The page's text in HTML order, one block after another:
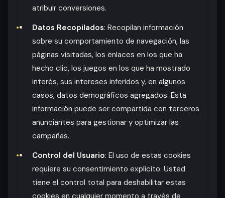
atribuir conversiones.
Datos Recopilados: Recopilan información
sobre su comportamiento de navegación, las
páginas visitadas, los enlaces en los que ha
hecho clic, los juegos en los que ha mostrado
interés, sus intereses inferidos y, en algunos
casos, datos demográficos agregados. Esta
información puede ser compartida con terceros
anunciantes para gestionar y optimizar las
campañas.
Control del Usuario: El uso de estas cookies
requiere su consentimiento explícito. Usted
tiene el control total para deshabilitar estas
cookies en cualquier momento a través de